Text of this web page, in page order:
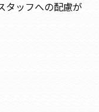
タッフへの配慮が